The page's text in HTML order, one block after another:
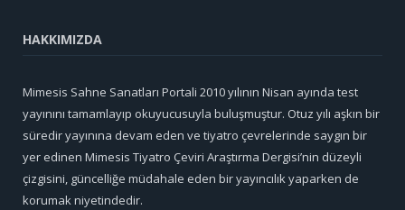
HAKKIMIZDA
Mimesis Sahne Sanatları Portali 2010 yılının Nisan ayında test
yayınını tamamlayıp okuyucusuyla buluşmuştur. Otuz yılı aşkın bir
süredir yayınına devam eden ve tiyatro çevrelerinde saygın bir
yer edinen Mimesis Tiyatro Çeviri Araştırma Dergisi’nin düzeyli
çizgisini, güncelliğe müdahale eden bir yayıncılık yaparken de
korumak niyetindedir.